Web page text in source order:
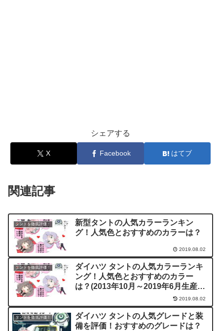
シェアする
X Facebook はてブ
関連記事
タントを徹底評価！
新型タントの人気カラーランキン
グ！人気色とおすすめのカラーは？
2019.08.02
タントを徹底評価！
ダイハツ タントの人気カラーランキ
ング！人気色とおすすめのカラー
は？(2013年10月～2019年6月生産モ
2019.08.02
タントを徹底評価！
ダイハツ タントの人気グレードと装
備を評価！おすすめのグレードは？